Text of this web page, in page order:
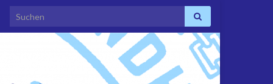
Search for: